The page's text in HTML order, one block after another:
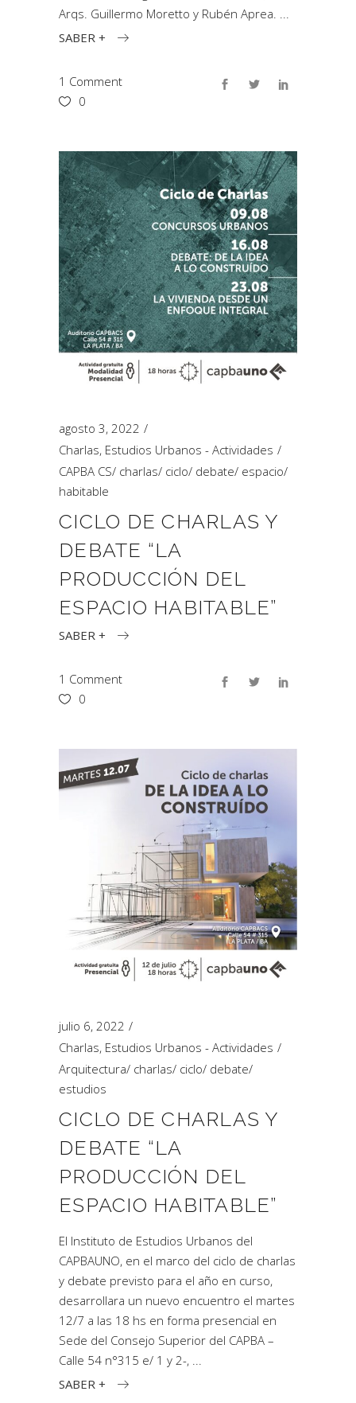
Arqs. Guillermo Moretto y Rubén Aprea.
SABER +
1 Comment
0
agosto 3, 2022
Charlas, Estudios Urbanos - Actividades
CAPBA CS/ charlas/ ciclo/ debate/ espacio/
habitable
CICLO DE CHARLAS Y
DEBATE “LA
PRODUCCIÓN DEL
ESPACIO HABITABLE”
SABER +
1 Comment
0
julio 6, 2022
Charlas, Estudios Urbanos - Actividades
Arquitectura/ charlas/ ciclo/ debate/
estudios
CICLO DE CHARLAS Y
DEBATE “LA
PRODUCCIÓN DEL
ESPACIO HABITABLE”
El Instituto de Estudios Urbanos del
CAPBAUNO, en el marco del ciclo de charlas
y debate previsto para el año en curso,
desarrollara un nuevo encuentro el martes
12/7 a las 18 hs en forma presencial en
Sede del Consejo Superior del CAPBA –
Calle 54 n°315 e/ 1 y 2-,
SABER +